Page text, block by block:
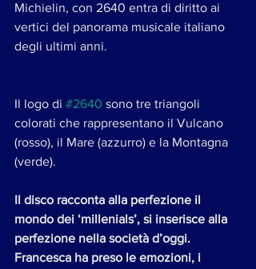
Michielin, con 2640 entra di diritto ai
vertici del panorama musicale italiano
degli ultimi anni.
Il logo di #2640 sono tre triangoli
colorati che rappresentano il Vulcano
(rosso), il Mare (azzurro) e la Montagna
(verde).
Il disco racconta alla perfezione il
mondo dei ‘millenials’, si inserisce alla
perfezione nella società d’oggi.
Francesca ha preso le emozioni, i